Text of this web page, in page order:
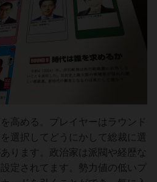
高める。プレイヤーはラウンド
選択してどうにかして総裁に選
ります。政治家は派閥や経歴な
定されてます。勢力値の低いプ